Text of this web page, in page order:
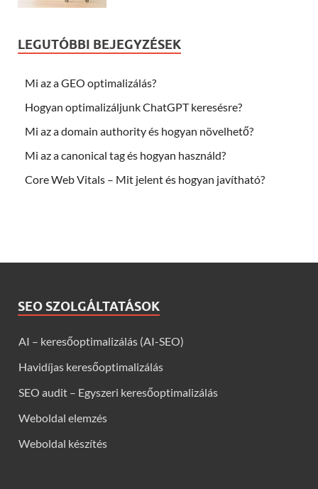
LEGUTÓBBI BEJEGYZÉSEK
Mi az a GEO optimalizálás?
Hogyan optimalizáljunk ChatGPT keresésre?
Mi az a domain authority és hogyan növelhető?
Mi az a canonical tag és hogyan használd?
Core Web Vitals – Mit jelent és hogyan javítható?
SEO SZOLGÁLTATÁSOK
AI – keresőoptimalizálás (AI-SEO)
Havidíjas keresőoptimalizálás
SEO audit – Egyszeri keresőoptimalizálás
Weboldal elemzés
Weboldal készítés